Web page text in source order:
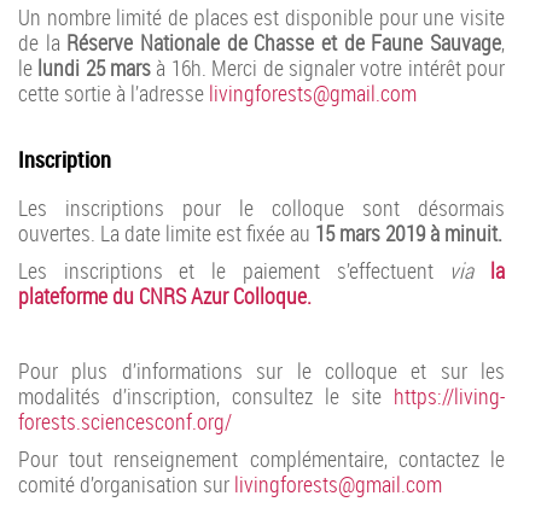
Un nombre limité de places est disponible pour une visite
de la Réserve Nationale de Chasse et de Faune Sauvage,
le lundi 25 mars à 16h. Merci de signaler votre intérêt pour
cette sortie à l’adresse livingforests@gmail.com
Inscription
Les inscriptions pour le colloque sont désormais
ouvertes. La date limite est fixée au 15 mars 2019 à minuit.
Les inscriptions et le paiement s’effectuent via la
plateforme du CNRS Azur Colloque.
Pour plus d’informations sur le colloque et sur les
modalités d’inscription, consultez le site https://living-
forests.sciencesconf.org/
Pour tout renseignement complémentaire, contactez le
comité d’organisation sur livingforests@gmail.com